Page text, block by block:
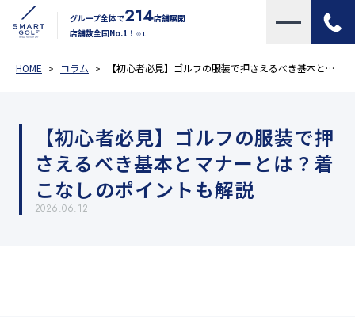
グループ全体で214店舗展開
店舗数全国No.1！ ※1
HOME コラム 【初心者必見】ゴルフの服装で押さえるべき基本とマナーとは？着こなしのポイントも解説
【初心者必見】ゴルフの服装で押
さえるべき基本とマナーとは？着
こなしのポイントも解説
2026.06.12